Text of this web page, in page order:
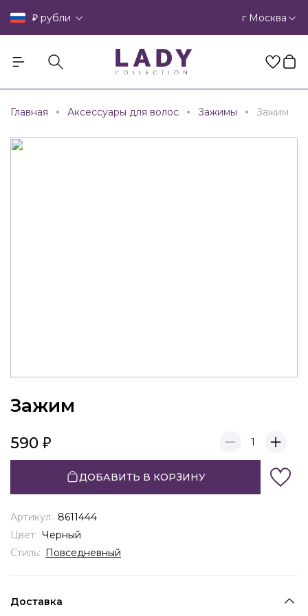
₽ рубли г Москва
Главная Аксессуары для волос Зажимы Зажим
Зажим
590 1
ДОБАВИТЬ В КОРЗИНУ
Артикул: 8611444
Цвет: Черный
Стиль: Повседневный
Доставка